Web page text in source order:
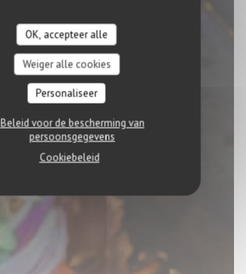
OK, accepteer alle
Weiger alle cookies
Personaliseer
Beleid voor de bescherming van
persoonsgegevens
Cookiebeleid